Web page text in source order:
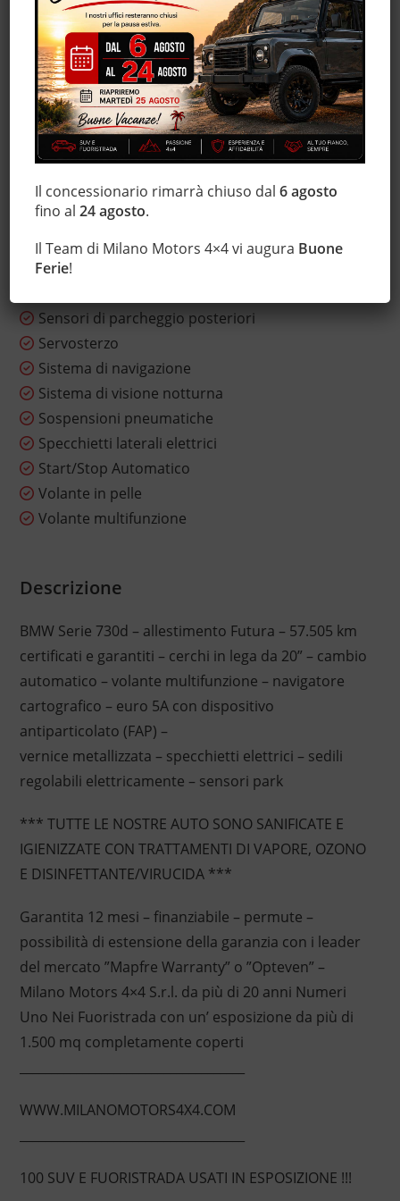
Interni in pelle
Isofix
Lettore CD
Leve al volante
Luci diurne
Marmitta catalitica
Monitoraggio pressione pneumatici
MP3
Regolazione elettrica sedili
Sensore di luce
Sensore di pioggia
Sensori di parcheggio posteriori
Servosterzo
Sistema di navigazione
Sistema di visione notturna
Sospensioni pneumatiche
Specchietti laterali elettrici
Start/Stop Automatico
Volante in pelle
Volante multifunzione
Descrizione
BMW Serie 730d – allestimento Futura – 57.505 km
certificati e garantiti – cerchi in lega da 20” – cambio
automatico – volante multifunzione – navigatore
cartografico – euro 5A con dispositivo
antiparticolato (FAP) –
vernice metallizzata – specchietti elettrici – sedili
regolabili elettricamente – sensori park
*** TUTTE LE NOSTRE AUTO SONO SANIFICATE E
IGIENIZZATE CON TRATTAMENTI DI VAPORE, OZONO
E DISINFETTANTE/VIRUCIDA ***
Garantita 12 mesi – finanziabile – permute –
possibilità di estensione della garanzia con i leader
del mercato ”Mapfre Warranty” o ”Opteven” –
Milano Motors 4×4 S.r.l. da più di 20 anni Numeri
Uno Nei Fuoristrada con un’ esposizione da più di
1.500 mq completamente coperti
WWW.MILANOMOTORS4X4.COM
100 SUV E FUORISTRADA USATI IN ESPOSIZIONE !!!
Il concessionario rimarrà chiuso dal6 agosto
fino al24 agosto.
Il Team di Milano Motors 4×4 vi augura Buone
Ferie!